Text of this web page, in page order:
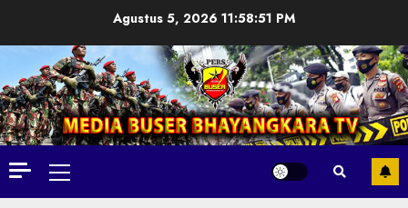
Agustus 5, 2026 11:58:53 PM
Primary
Menu